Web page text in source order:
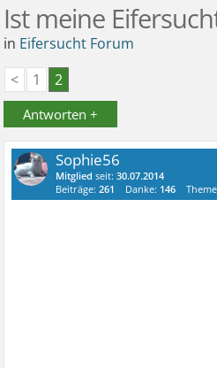
Ist meine
in Eifersucht Forum
<
1 2
Antworten +
Sophie56
Mitglied seit:30.07.2014
Beiträge:261 Danke: 146